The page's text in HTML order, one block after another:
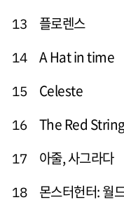
13 플로렌스
14 A Hat in time
15 Celeste
16 The Red
17 아줄, 사그라다
18 몬스터헌터: 월